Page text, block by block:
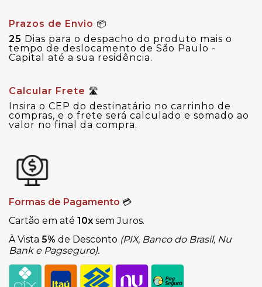
Prazos de Envio 📦
25 Dias para o despacho do produto mais o
tempo de deslocamento de São Paulo -
Capital até a sua residência.
Calcular Frete 🛣
Insira o CEP do destinatário no carrinho de
compras, e o frete será calculado e somado ao
valor no final da compra.
Formas de Pagamento 💳
Cartão em até 10x sem Juros.
À Vista 5% de Desconto (PIX, Banco do Brasil, Nu
Bank e Pagseguro).